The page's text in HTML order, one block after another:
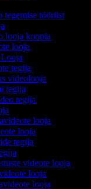
tegemise tööriist
looja koopia
looja
Looja
tegija
videolooja
tegija
tegija
looja
looja
tegija
videote looja
looja
looja